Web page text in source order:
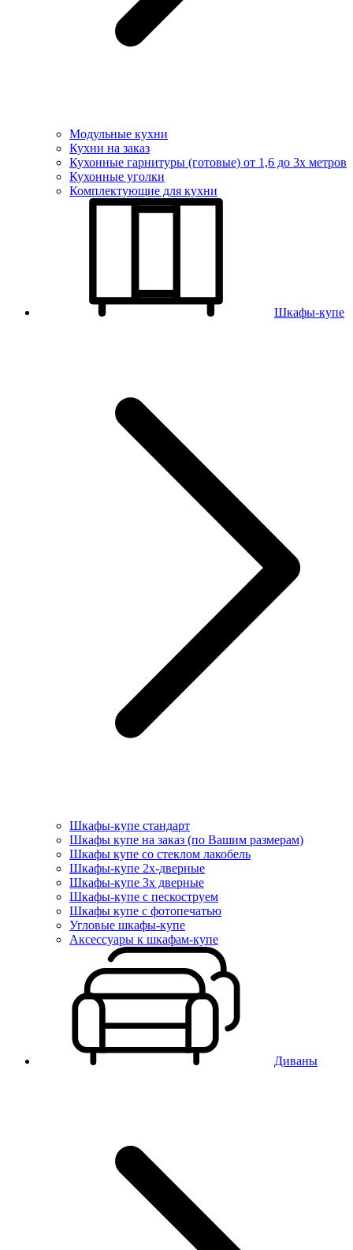
Модульные кухни
Кухни на заказ
Кухонные гарнитуры (готовые) от 1,6 до 3х метров
Кухонные уголки
Комплектующие для кухни
Шкафы-купе
Шкафы-купе стандарт
Шкафы купе на заказ (по Вашим размерам)
Шкафы купе со стеклом лакобель
Шкафы-купе 2х-дверные
Шкафы-купе 3х дверные
Шкафы-купе с пескоструем
Шкафы купе с фотопечатью
Угловые шкафы-купе
Аксессуары к шкафам-купе
Диваны